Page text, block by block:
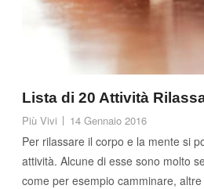
Lista di 20 Attività
Più Vivi 14 Gennaio 2016
Per rilassare il corpo e la mente si
attività. Alcune di esse sono molto
come per esempio camminare,